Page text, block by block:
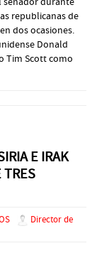
republicanas de
dos ocasiones.
Donald
Tim Scott como
E IRAK
TRES
Director de